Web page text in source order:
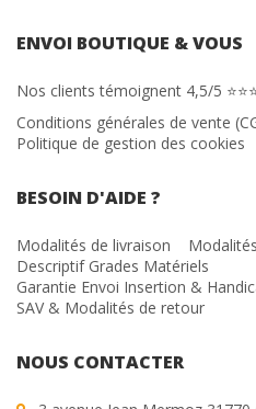
ENVOI BOUTIQUE & VOUS
Nos clients témoignent 4,5/5
Conditions générales de vente
Politique de gestion des cookies
BESOIN D'AIDE ?
Modalités de livraison
Descriptif Grades Matériels
Garantie Envoi Insertion &
SAV & Modalités de retour
NOUS CONTACTER